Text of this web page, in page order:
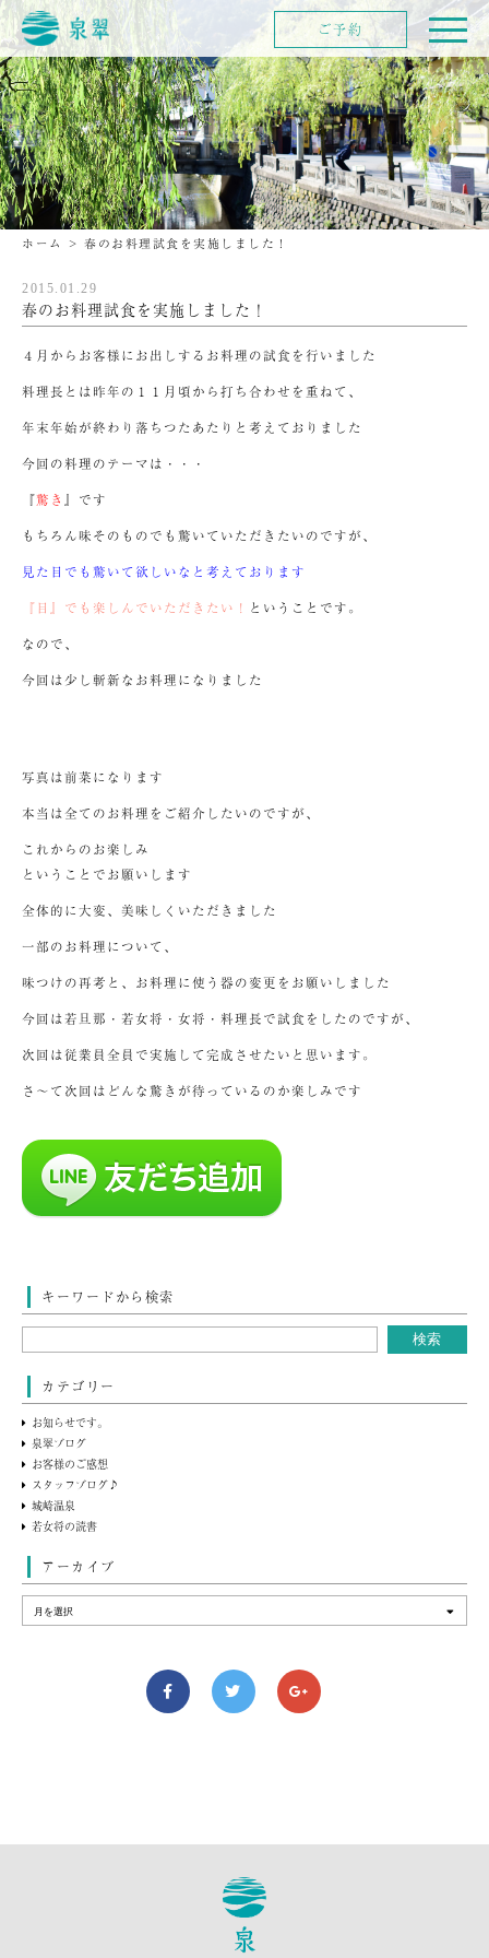
ホーム > 春のお料理試食を実施しました！
2015.01.29
春のお料理試食を実施しました！
４月からお客様にお出しするお料理の試食を行いました
料理長とは昨年の１１月頃から打ち合わせを重ねて、
年末年始が終わり落ちつたあたりと考えておりました
今回の料理のテーマは・・・
『驚き 』です
もちろん味そのものでも驚いていただきたいのですが、
見た目でも驚いて欲しいなと考えております
『目』でも楽しんでいただきたい！ ということです。
なので、
今回は少し斬新なお料理になりました
写真は前菜になります
本当は全てのお料理をご紹介したいのですが、
これからのお楽しみ
ということでお願いします
全体的に大変、美味しくいただきました
一部のお料理について、
味つけの再考と、お料理に使う器の変更をお願いしました
今回は若旦那・若女将・女将・料理長で試食をしたのですが、
次回は従業員全員で実施して完成させたいと思います。
さ～て次回はどんな驚きが待っているのか楽しみです
キーワードから検索
カテゴリー
お知らせです。
泉翠ブログ
お客様のご感想
スタッフブログ♪
城崎温泉
若女将の読書
アーカイブ
ご予約